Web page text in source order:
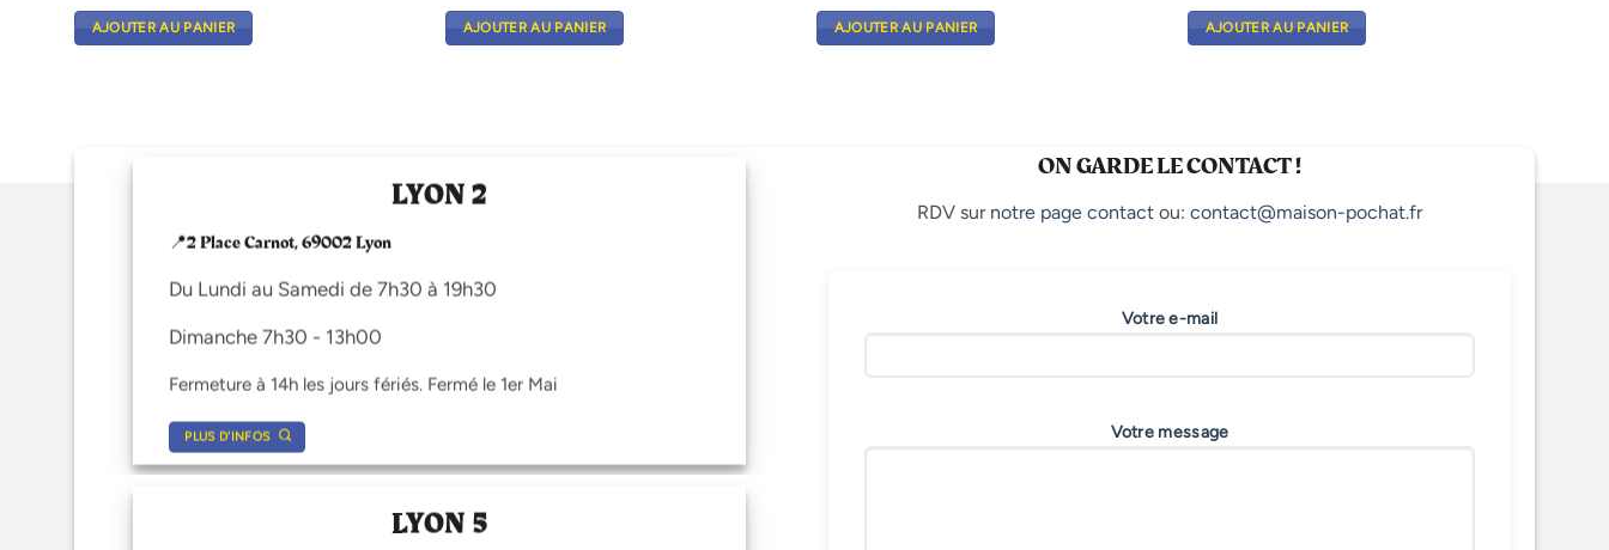
AJOUTER AU PANIER AJOUTER AU PANIER AJOUTER AU PANIER AJOUTER AU PANIER
LYON 2
📍2 Place Carnot, 69002 Lyon
Du Lundi au Samedi de 7h30 à 19h30
Dimanche 7h30 - 13h00
Fermeture à 14h les jours fériés. Fermé le 1er Mai
PLUS D'INFOS
LYON 5
ON GARDE LE CONTACT !
RDV sur notre page contact ou: contact@maison-pochat.fr
Votre e-mail
Votre message